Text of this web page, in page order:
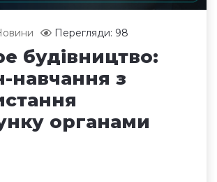
Перегляди: 98
будівництво:
навчання з
органами